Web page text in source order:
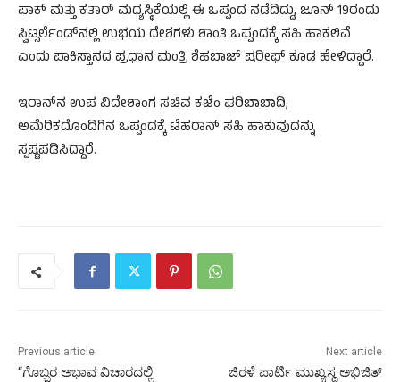
ಪಾಕ್ ಮತ್ತು ಕತಾರ್ ಮಧ್ಯಸ್ಥಿಕೆಯಲ್ಲಿ ಈ ಒಪ್ಪಂದ ನಡೆದಿದ್ದು, ಜೂನ್ 19ರಂದು
ಸ್ವಿಟ್ಸರ್ಲೆಂಡ್‌ನಲ್ಲಿ ಉಭಯ ದೇಶಗಳು ಶಾಂತಿ ಒಪ್ಪಂದಕ್ಕೆ ಸಹಿ ಹಾಕಲಿವೆ
ಎಂದು ಪಾಕಿಸ್ತಾನದ ಪ್ರಧಾನ ಮಂತ್ರಿ ಶೆಹಬಾಜ್ ಷರೀಫ್ ಕೂಡ ಹೇಳಿದ್ದಾರೆ.
ಇರಾನ್‌ನ ಉಪ ವಿದೇಶಾಂಗ ಸಚಿವ ಕಜೆಂ ಘರಿಬಾಬಾದಿ,
ಅಮೆರಿಕದೊಂದಿಗಿನ ಒಪ್ಪಂದಕ್ಕೆ ಟೆಹರಾನ್ ಸಹಿ ಹಾಕುವುದನ್ನು
ಸ್ಪಷ್ಟಪಡಿಸಿದ್ದಾರೆ.
Previous article
“ಗೊಬ್ಬರ ಅಭಾವ ವಿಚಾರದಲ್ಲಿ
Next article
ಜಿರಳೆ ಪಾರ್ಟಿ ಮುಖ್ಯಸ್ಥ ಅಭಿಜಿತ್